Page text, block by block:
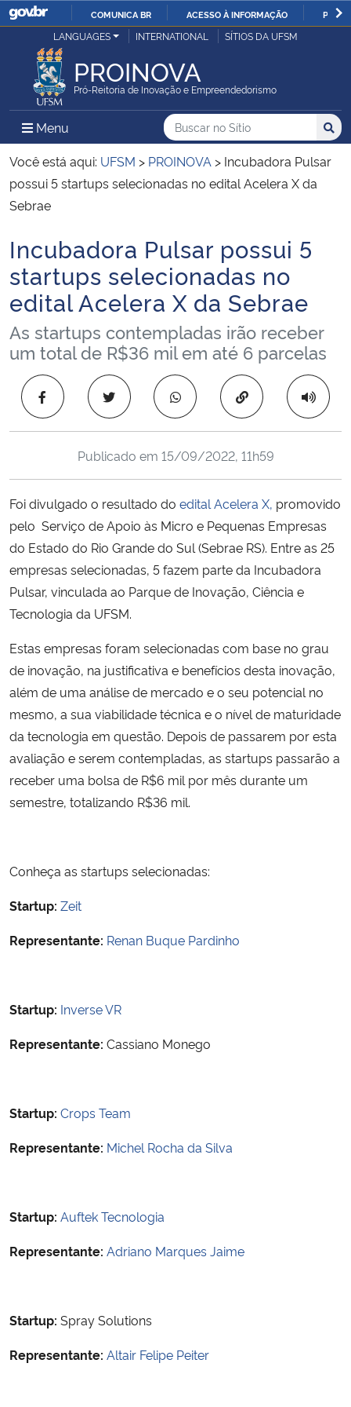
IR
O
COMUNICA BR ACESSO À INFORMAÇÃO
Ministério da Justiça e Segurança Pública
Ministério da Defesa
Ministério das Relações Exteriores
Ministério da Economia
Ministério da Infraestrutura
Ministério da Agricultura, Pecuária e Abastecimento
Ministério da Saúde
Ministério do Meio Ambiente
Ministério do Turismo
Ministério do Desenvolvimento Regional
Controladoria-Geral da União
Ministério da Mulher, da Família e dos Direitos Humanos
Secretaria-Geral
Secretaria de Governo
Advocacia-Geral da União
Banco Central do Brasil
Planalto
LANGUAGES INTERNATIONAL SÍTIOS DA UFSM
PROINOVA
Pró-Reitoria de Inovação e Empreendedorismo
Menu Menu Principal do Sítio
Busca
Buscar no no Sítio
Busca:
Você está aqui: UFSM > PROINOVA > Incubadora Pulsar
possui 5 startups selecionadas no edital Acelera X da
Sebrae
Início do conteúdo
Incubadora Pulsar possui 5
startups selecionadas no
edital Acelera X da Sebrae
As startups contempladas irão receber
um total de R$36 mil em até 6 parcelas
Copiar para área
Publicado em 15/09/2022, 11h59
Foi divulgado o resultado do edital Acelera X, promovido
pelo Serviço de Apoio às Micro e Pequenas Empresas
do Estado do Rio Grande do Sul (Sebrae RS). Entre as 25
empresas selecionadas, 5 fazem parte da Incubadora
Pulsar, vinculada ao Parque de Inovação, Ciência e
Tecnologia da UFSM.
Estas empresas foram selecionadas com base no grau
de inovação, na justificativa e benefícios desta inovação,
além de uma análise de mercado e o seu potencial no
mesmo, a sua viabilidade técnica e o nível de maturidade
da tecnologia em questão. Depois de passarem por esta
avaliação e serem contempladas, as startups passarão a
receber uma bolsa de R$6 mil por mês durante um
semestre, totalizando R$36 mil.
Conheça as startups selecionadas:
Startup: Zeit
Representante: Renan Buque Pardinho
Startup: Inverse VR
Representante: Cassiano Monego
Startup: Crops Team
Representante: Michel Rocha da Silva
Startup: Auftek Tecnologia
Representante: Adriano Marques Jaime
Startup: Spray Solutions
Representante: Altair Felipe Peiter